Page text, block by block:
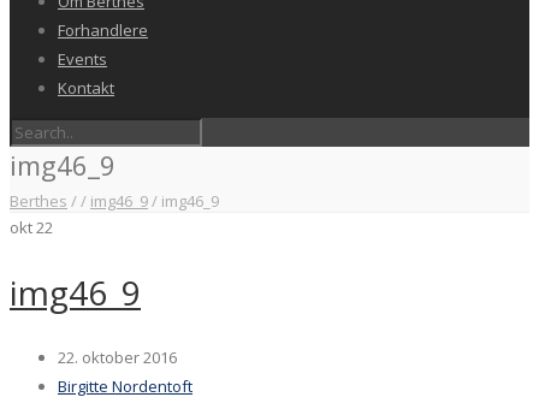
Forhandlere
Events
Kontakt
img46_9
Berthes // img46_9/ img46_9
okt22
img46_9
22. oktober 2016
Birgitte Nordentoft